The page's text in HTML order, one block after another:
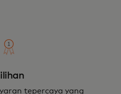
tepercaya yang